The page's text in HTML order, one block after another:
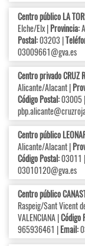
Centro público LA
Elche/Elx |Provincia:
Postal:03203 |
03009661@gva.es
Centro privado CRUZ
Alicante/Alacant |
Código Postal:03005 |
Centro público
Alicante/Alacant |
Código Postal:03011 |
03010120@gva.es
Centro público
Raspeig/Sant Vicent
VALENCIANA |Código
965936461 |Email: